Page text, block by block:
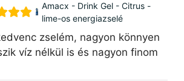
Amacx - Drink Gel - Citrus -
lime-os energiazselé
zselém, nagyon könnyen
víz nélkül is és nagyon finom